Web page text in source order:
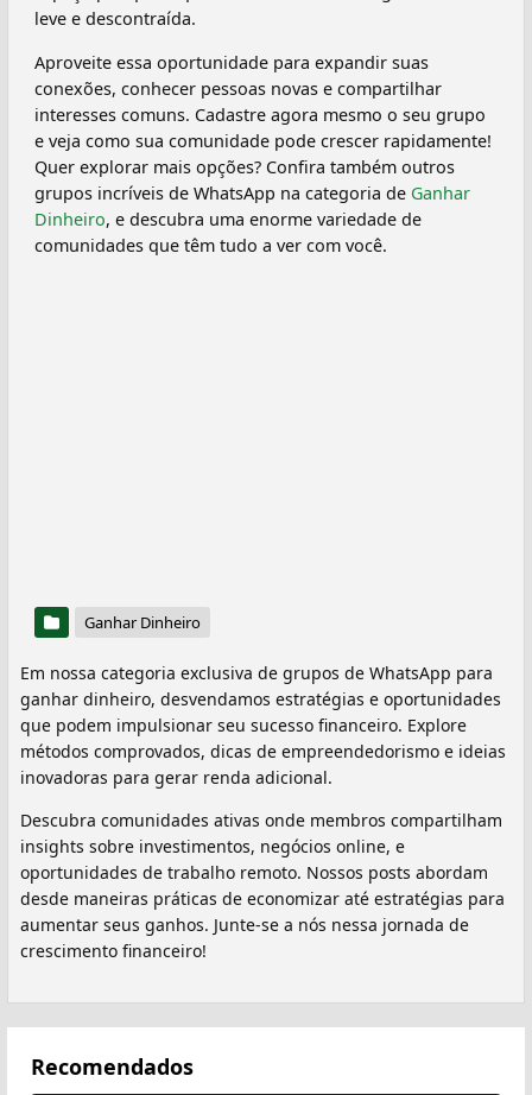
leve e descontraída.
Aproveite essa oportunidade para expandir suas
conexões, conhecer pessoas novas e compartilhar
interesses comuns. Cadastre agora mesmo o seu grupo
e veja como sua comunidade pode crescer rapidamente!
Quer explorar mais opções? Confira também outros
grupos incríveis de WhatsApp na categoria de Ganhar
Dinheiro, e descubra uma enorme variedade de
comunidades que têm tudo a ver com você.
Ganhar Dinheiro
Em nossa categoria exclusiva de grupos de WhatsApp para
ganhar dinheiro, desvendamos estratégias e oportunidades
que podem impulsionar seu sucesso financeiro. Explore
métodos comprovados, dicas de empreendedorismo e ideias
inovadoras para gerar renda adicional.
Descubra comunidades ativas onde membros compartilham
insights sobre investimentos, negócios online, e
oportunidades de trabalho remoto. Nossos posts abordam
desde maneiras práticas de economizar até estratégias para
aumentar seus ganhos. Junte-se a nós nessa jornada de
crescimento financeiro!
Recomendados